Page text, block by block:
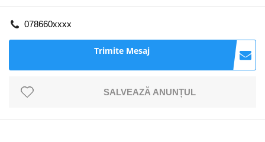
078660xxxx
Trimite Mesaj
SALVEAZĂ ANUNȚUL